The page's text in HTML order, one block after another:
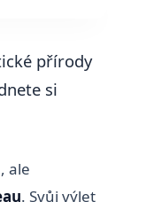
přírody
si
ale
. Svůj výlet